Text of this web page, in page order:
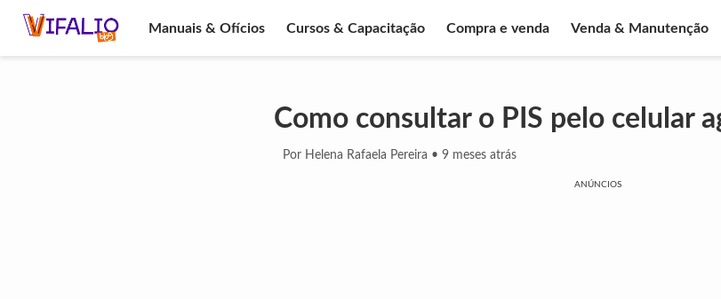
Manuais & Ofícios Cursos & Capacitação Compra e venda Venda & Manutenção
Como consultar o PIS pelo celular
Por Helena Rafaela Pereira • 9 meses atrás
ANÚNCIOS